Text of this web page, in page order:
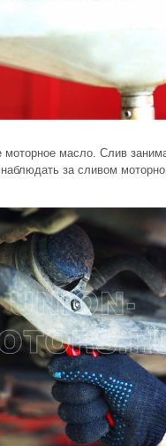
моторное масло. Слив
за сливом